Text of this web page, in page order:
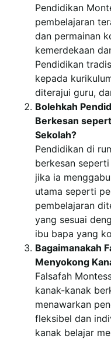
Pendidikan
pembelajaran
dan permainan
kemerdekaan
Pendidikan
kepada
diterajui guru,
Bolehkah
Berkesan
Sekolah?
Pendidikan di
berkesan
jika ia
utama seperti
pembelajaran
yang sesuai
ibu bapa yang
Bagaimanakah
Menyokong
Falsafah
kanak-kanak
menawarkan
fleksibel dan
kanak belajar